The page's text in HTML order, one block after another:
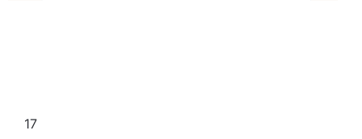
17